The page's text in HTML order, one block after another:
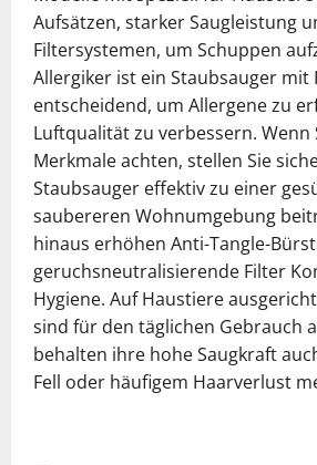
Aufsätzen, starker Saugleistung
Filtersystemen, um Schuppen
Allergiker ist ein Staubsauger mit
entscheidend, um Allergene zu
Luftqualität zu verbessern. Wenn
Merkmale achten, stellen Sie
Staubsauger effektiv zu einer
saubereren Wohnumgebung
hinaus erhöhen Anti-Tangle-
geruchsneutralisierende Filter
Hygiene. Auf Haustiere
sind für den täglichen Gebrauch
behalten ihre hohe Saugkraft
Fell oder häufigem Haarverlust